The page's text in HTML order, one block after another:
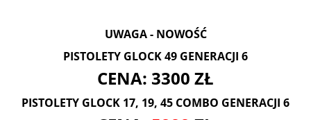
UWAGA - NOWOŚĆ
PISTOLETY GLOCK 49 GENERACJI 6
CENA: 3300 ZŁ
PISTOLETY GLOCK 17, 19, 45 COMBO GENERACJI 6